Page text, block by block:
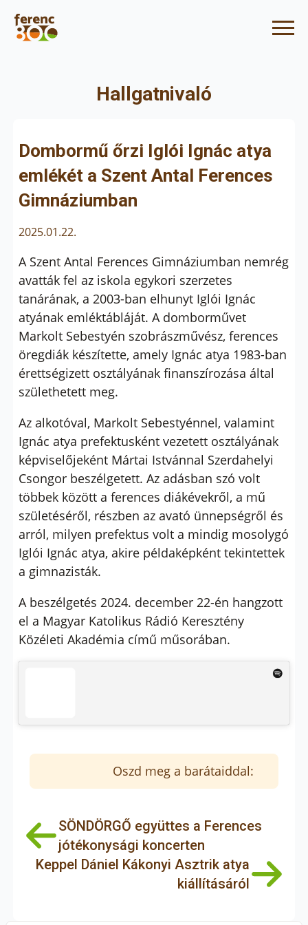
Hallgatnivaló
Dombormű őrzi Iglói Ignác atya
emlékét a Szent Antal Ferences
Gimnáziumban
2025.01.22.
A Szent Antal Ferences Gimnáziumban nemrég
avatták fel az iskola egykori szerzetes
tanárának, a 2003-ban elhunyt Iglói Ignác
atyának emléktábláját. A domborművet
Markolt Sebestyén szobrászművész, ferences
öregdiák készítette, amely Ignác atya 1983-ban
érettségizett osztályának finanszírozása által
születhetett meg.
Az alkotóval, Markolt Sebestyénnel, valamint
Ignác atya prefektusként vezetett osztályának
képviselőjeként Mártai Istvánnal Szerdahelyi
Csongor beszélgetett. Az adásban szó volt
többek között a ferences diákévekről, a mű
születéséről, részben az avató ünnepségről és
arról, milyen prefektus volt a mindig mosolygó
Iglói Ignác atya, akire példaképként tekintettek
a gimnazisták.
A beszélgetés 2024. december 22-én hangzott
el a Magyar Katolikus Rádió Keresztény
Közéleti Akadémia című műsorában.
Oszd meg a barátaiddal:
SÖNDÖRGŐ együttes a Ferences
jótékonysági koncerten
Keppel Dániel Kákonyi Asztrik atya
kiállításáról